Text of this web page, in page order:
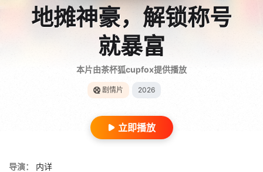
地摊神豪，解锁称号
就暴富
本片由茶杯狐cupfox提供播放
剧情片 2026
立即播放
导演：
内详